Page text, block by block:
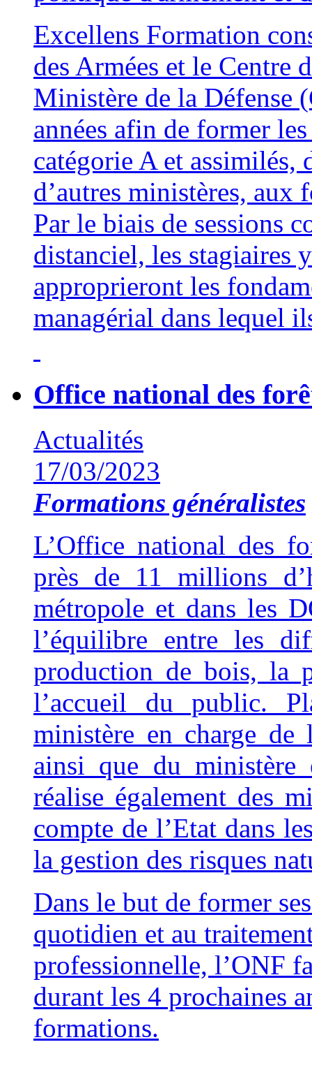
Excellens Formation
des Armées et le Centre
Ministère de la Défense
années afin de former
catégorie A et assimilés,
d’autres ministères, aux
Par le biais de sessions
distanciel, les stagiaires
approprieront les
managérial dans lequel
Office national des
Actualités
17/03/2023
Formations généralistes
L’Office national des
près de 11 millions
métropole et dans les
l’équilibre entre les
production de bois, la
l’accueil du public.
ministère en charge de
ainsi que du ministère
réalise également des
compte de l’Etat dans
la gestion des risques
Dans le but de former
quotidien et au
professionnelle, l’ONF
durant les 4 prochaines
formations.